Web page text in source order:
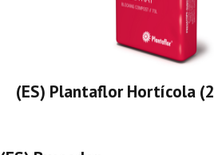
(ES) Plantaflor Hortícola